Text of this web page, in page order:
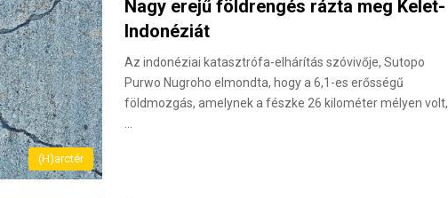
(H)arctér
Nagy erejű földrengés rázta meg Kelet-
Indonéziát
Az indonéziai katasztrófa-elhárítás szóvivője, Sutopo
Purwo Nugroho elmondta, hogy a 6,1-es erősségű
földmozgás, amelynek a fészke 26 kilométer mélyen volt,
…